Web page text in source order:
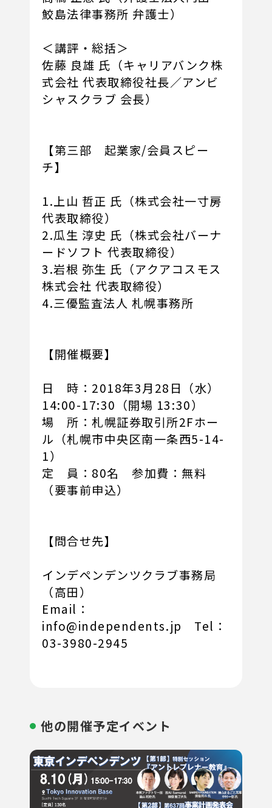
鮫島法律事務所 弁護士）
＜講評・総括＞
佐藤 良雄 氏（キャリアバンク株
式会社 代表取締役社長／アンビ
シャスクラブ 会長）
【第三部 起業家/会員スピー
チ】
1.上山 哲正 氏（株式会社一寸房
代表取締役）
2.瓜生 淳史 氏（株式会社バーナ
ードソフト 代表取締役）
3.岩根 弥生 氏（アクアコスモス
株式会社 代表取締役）
4.三優監査法人 札幌事務所
【開催概要】
日 時：2018年3月28日（水）
14:00-17:30（開場 13:30）
場 所：札幌証券取引所2Fホー
ル（札幌市中央区南一条西5-14-
1）
定 員：80名 参加費：無料
（要事前申込）
【問合せ先】
インデペンデンツクラブ事務局
（高田）
Email：
info@independents.jp Tel：
03-3980-2945
他の開催予定イベント